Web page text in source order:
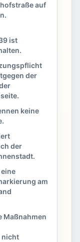
auf
ist
der
keine
der
am
Maßnahmen
nicht